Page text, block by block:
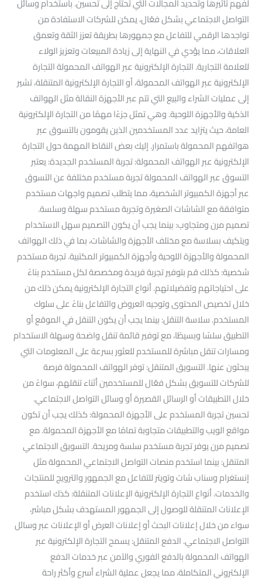
التواصل الاجتماعي بشكل فعّال، يمكن للشركات الاستفادة من
تواجدها الرقمي للتفاعل مع جمهورها بطريقة تعزز الثقة وتعمق
العلاقات، مما يؤدي في النهاية إلى زيادة المبيعات وتعزيز الولاء
للعلامة التجارية. التجارة الإلكترونية عبر الهواتف المحمولة التجارة
الإلكترونية عبر الهواتف المحمولة، أو التجارة الإلكترونية المتنقلة، تشير
إلى عمليات الشراء والبيع التي تتم عبر الأجهزة النقالة مثل الهواتف
الذكية والأجهزة اللوحية. وهي تمثل جزءًا مهمًا من التجارة الإلكترونية
العامة، حيث يتزايد عدد المستخدمين الذين يقومون بالتسوق عبر
هواتفهم المحمولة باستمرار. إليك بعض النقاط المهمة حول التجارة
الإلكترونية عبر الهواتف المحمولة: تجربة المستخدم الجديدة: يعتبر
التسوق عبر الهواتف المحمولة تجربة مستخدم مختلفة عن التسوق
عبر أجهزة الكمبيوتر الشخصية، مما يتطلب تصميم واجهات مستخدم
متوافقة مع الشاشات الصغيرة وتجربة مستخدم سهلة وسلسة.
تصميم مرن ومتجاوب: بينما يجب أن يكون التصميم سهل الاستخدام
ويتكيف بسلاسة مع مختلف الأجهزة والشاشات، بما في ذلك الهواتف
المحمولة والأجهزة اللوحية وأجهزة الكمبيوتر المكتبية. تجربة مستخدم
شخصية: كذلك قم بتوفير تجربة فريدة ومخصصة لكل مستخدم بناءً
على احتياجاتهم وتفضيلاتهم. أنواع التجارة الإلكترونية يمكن ذلك من
خلال تخصيص المحتوى وتوجيه العروض والتفاعل بناءً على سلوك
المستخدم. سلاسة التنقل: بينما يجب أن يكون التنقل في الموقع أو
التطبيق سلسًا وبسيطًا، مع توفير قائمة تنقل واضحة وسهلة الاستخدام
ومسارات تنقل مباشرة للمستخدم للعثور بسرعة على المعلومات التي
يبحثون عنها. التسويق المتنقل: توفر الهواتف المحمولة فرصة
للشركات للتسويق بشكل فعّال للمستخدمين أثناء تنقلهم، سواءً من
خلال التطبيقات أو الرسائل القصيرة أو وسائل التواصل الاجتماعي.
تحسين تجربة المستخدم على الأجهزة المحمولة: كذلك يجب أن تكون
مواقع الويب والتطبيقات متجاوبة تمامًا مع الأجهزة المحمولة. مع
تصميم مرن يوفر تجربة مستخدم سلسة ومريحة. التسويق الاجتماعي
المتنقل: بينما استخدم منصات التواصل الاجتماعي المحمولة مثل
إنستغرام وسناب شات وتويتر للتفاعل مع الجمهور والترويج للمنتجات
والخدمات. أنواع التجارة الإلكترونية الإعلانات المتنقلة: كذك استخدم
الإعلانات المتنقلة للوصول إلى الجمهور المستهدف بشكل مباشر،
سواء من خلال إعلانات البحث أو إعلانات العرض أو الإعلانات عبر وسائل
التواصل الاجتماعي. الدفع المتنقل: يسمح التجارة الإلكترونية عبر
الهواتف المحمولة بالدفع الفوري والآمن عبر خدمات الدفع
الإلكتروني المتكاملة، مما يجعل عملية الشراء أسرع وأكثر راحة